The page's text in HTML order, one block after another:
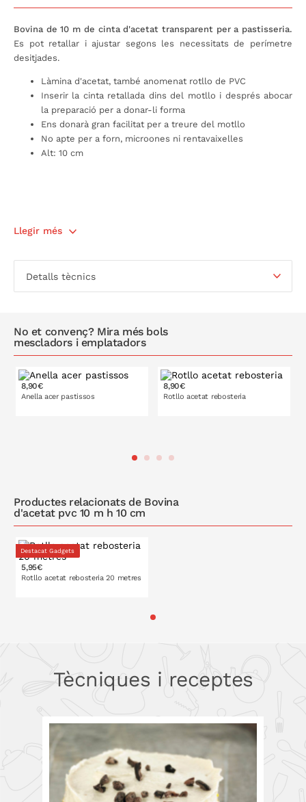
Bovina de 10 m de cinta d'acetat transparent per a pastisseria.
Es pot retallar i ajustar segons les necessitats de perímetre
desitjades.
Làmina d'acetat, també anomenat rotllo de PVC
Inserir la cinta retallada dins del motllo i després abocar
la preparació per a donar-li forma
Ens donarà gran facilitat per a treure del motllo
No apte per a forn, microones ni rentavaixelles
Alt: 10 cm
Llegir més
Detalls tècnics
No et convenç? Mira més bols
mescladors i emplatadors
8,90€
Anella acer pastissos
8,90€
Rotllo acetat rebosteria
10 cm 4,5 cm
Productes relacionats de Bovina
d'acetat pvc 10 m h 10 cm
Destacat Gadgets
5,95€
Rotllo acetat rebosteria 20 metres
Tècniques i receptes